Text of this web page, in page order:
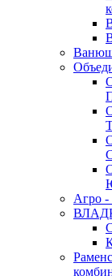
Агро